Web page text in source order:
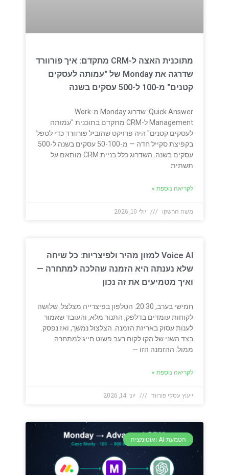
מתוכנית האצה ל-CRM מתקדם: איך פורוורד
שדרגה את Monday של "עמותה לעסקים
קטנים" מ-100 ל-500 עסקים בשנה
Quick Answer: שדרוג Monday מ-Work
Management ל-CRM מתקדם בתוכנית "עמותה
לעסקים קטנים" היה פרויקט שהוביל פורוורד כדי לטפל
בקפיצת סקייל חדה — מ-50-100 עסקים בשנה ל-500
עסקים בשנה. השדרוג כלל בניית CRM מותאם על
תשתית
לקריאה נוספת »
משה הרשקו יולי 10, 2026
Voice AI למזון מהיר ולפיצריות: כל שיחה
שלא נענתה היא הזמנה שהלכה למתחרה —
ואיך מטמיעים את זה נכון
חמישי בערב, 20:30. הטלפון בפיצרייה מצלצל. שלושה
לקוחות עומדים בדלפק, התנור מלא, והעובד שאמור
לענות עסוק באריזת הזמנה. הצלצול נמשך, ואז נפסק.
בצד השני של הקו לקוח רעב פשוט חייג למתחרה
ממול. ההזמנה הזו —
לקריאה נוספת »
ייעוץ עסקי פורווד יוני 14, 2026
הטמעת AI ואוטומציה